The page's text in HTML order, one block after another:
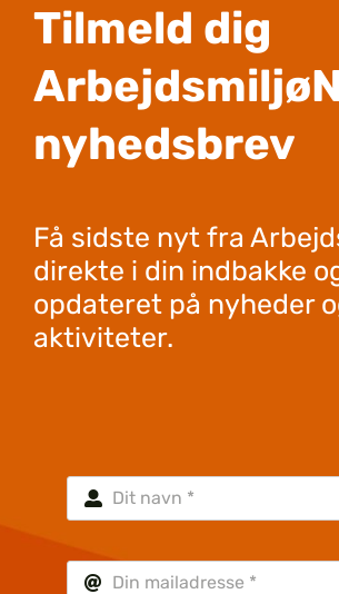
Tilmeld dig
nyhedsbrev
Få sidste nyt fra
direkte i din indbakke
opdateret på nyheder
aktiviteter.